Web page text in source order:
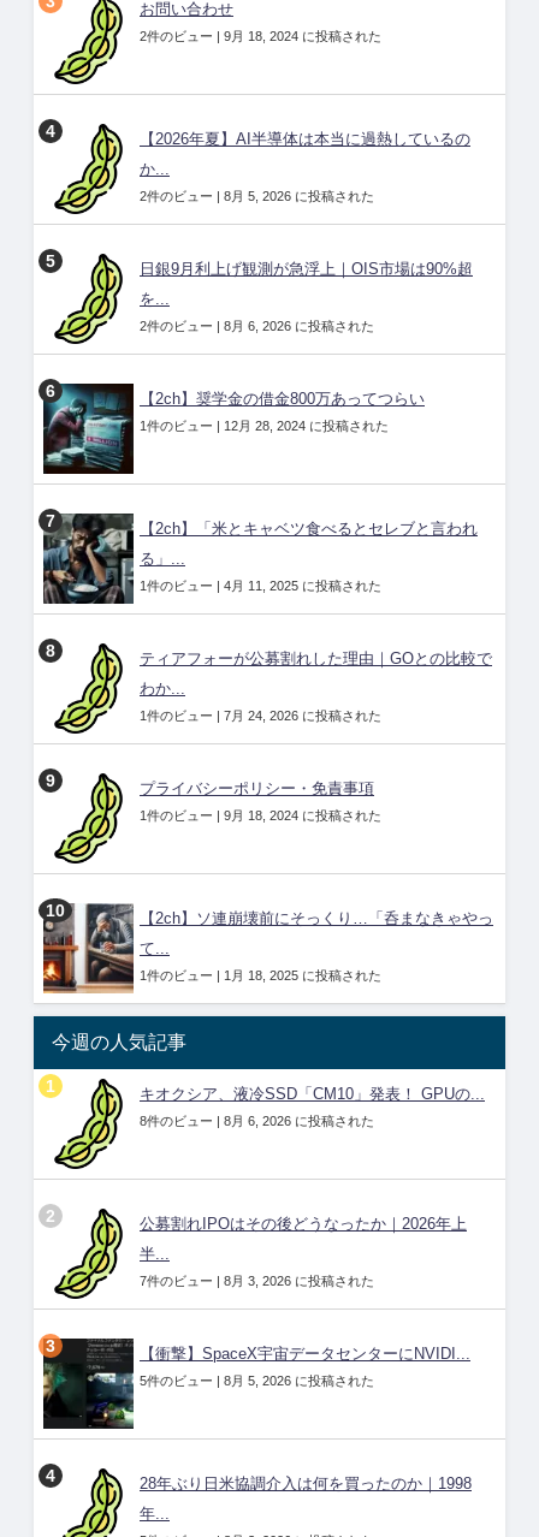
お問い合わせ
2件のビュー | 9月 18, 2024 に投稿された
【2026年夏】AI半導体は本当に過熱しているの
か...
2件のビュー | 8月 5, 2026 に投稿された
日銀9月利上げ観測が急浮上｜OIS市場は90%超
を...
2件のビュー | 8月 6, 2026 に投稿された
【2ch】奨学金の借金800万あってつらい
1件のビュー | 12月 28, 2024 に投稿された
【2ch】「米とキャベツ食べるとセレブと言われ
る」...
1件のビュー | 4月 11, 2025 に投稿された
ティアフォーが公募割れした理由｜GOとの比較で
わか...
1件のビュー | 7月 24, 2026 に投稿された
プライバシーポリシー・免責事項
1件のビュー | 9月 18, 2024 に投稿された
【2ch】ソ連崩壊前にそっくり…「呑まなきゃやっ
て...
1件のビュー | 1月 18, 2025 に投稿された
今週の人気記事
キオクシア、液冷SSD「CM10」発表！ GPUの...
8件のビュー | 8月 6, 2026 に投稿された
公募割れIPOはその後どうなったか｜2026年上
半...
7件のビュー | 8月 3, 2026 に投稿された
【衝撃】SpaceX宇宙データセンターにNVIDI...
5件のビュー | 8月 5, 2026 に投稿された
28年ぶり日米協調介入は何を買ったのか｜1998
年...